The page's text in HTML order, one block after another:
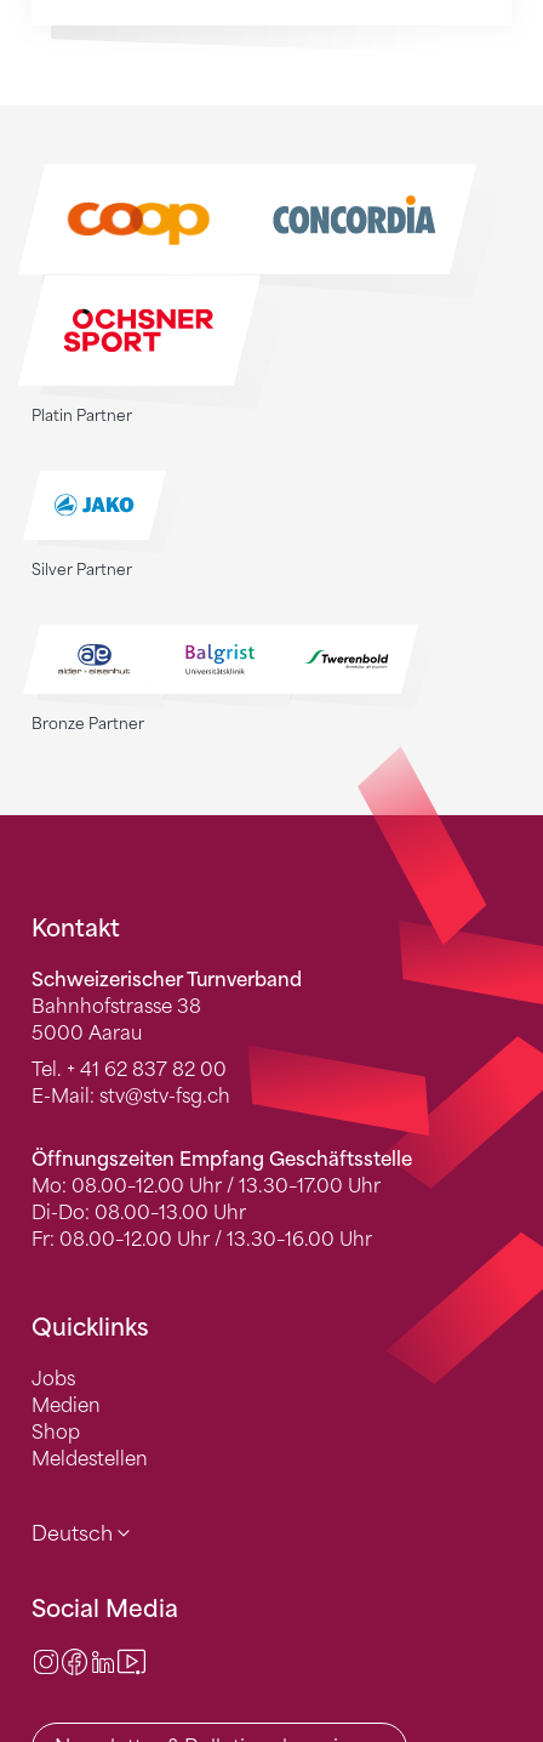
Platin Partner
Silver Partner
Bronze Partner
Fusszeile
Kontakt
Schweizerischer Turnverband
Bahnhofstrasse 38
5000 Aarau
Tel. + 41 62 837 82 00
E-Mail: stv@stv-fsg.ch
Öffnungszeiten Empfang Geschäftsstelle
Mo: 08.00–12.00 Uhr / 13.30–17.00 Uhr
Di-Do: 08.00–13.00 Uhr
Fr: 08.00–12.00 Uhr / 13.30–16.00 Uhr
Quicklinks
Jobs
Medien
Shop
Meldestellen
Deutsch
Social Media
Instagram
Facebook
LinkedIn